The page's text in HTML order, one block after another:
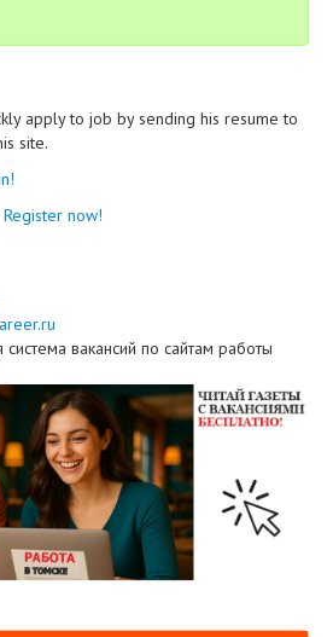
apply to job by sending his resume to
site.
Register now!
система вакансий по сайтам работы